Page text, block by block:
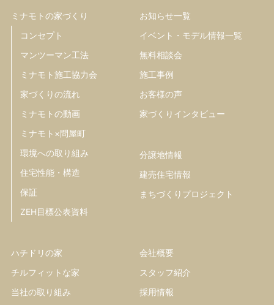
ミナモトの家づくり
コンセプト
マンツーマン工法
ミナモト施工協力会
家づくりの流れ
ミナモトの動画
ミナモト×問屋町
環境への取り組み
住宅性能・構造
保証
ZEH目標公表資料
お知らせ一覧
イベント・モデル情報一覧
無料相談会
施工事例
お客様の声
家づくりインタビュー
分譲地情報
建売住宅情報
まちづくりプロジェクト
ハチドリの家
チルフィットな家
当社の取り組み
会社概要
スタッフ紹介
採用情報